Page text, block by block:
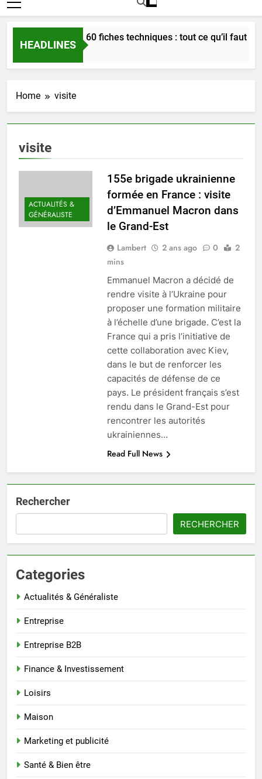
HEADLINES
Bordeaux en 60 fiches techniques : tout ce qu’il faut
3 Semaines Ago
Home visite
visite
ACTUALITÉS &
GÉNÉRALISTE
155e brigade ukrainienne
formée en France : visite
d’Emmanuel Macron dans
le Grand-Est
Lambert 2 ans ago 0
2
mins
Emmanuel Macron a décidé de
rendre visite à l’Ukraine pour
proposer une formation militaire
à l’échelle d’une brigade. C’est la
France qui a pris l’initiative de
cette collaboration avec Kiev,
dans le but de renforcer les
capacités de défense de ce
pays. Le président français s’est
rendu dans le Grand-Est pour
rencontrer les autorités
ukrainiennes…
Read Full News
Rechercher
RECHERCHER
Categories
Actualités & Généraliste
Entreprise
Entreprise B2B
Finance & Investissement
Loisirs
Maison
Marketing et publicité
Santé & Bien être